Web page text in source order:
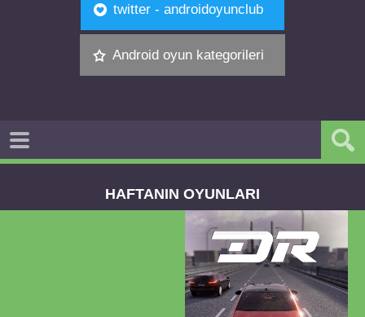
twitter - androidoyunclub
Android oyun kategorileri
HAFTANIN OYUNLARI